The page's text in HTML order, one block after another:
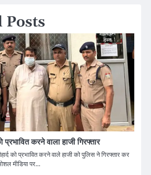
Posts
प्रभावित करने वाला हाजी गिरफ्तार
को प्रभावित करने वाले हाजी को पुलिस ने गिरफ्तार कर
मीडिया पर…